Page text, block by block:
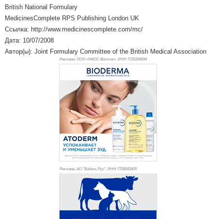
British National Formulary
MedicinesComplete RPS Publishing London UK
Ссылка: http://www.medicinescomplete.com/mc/
Дата: 10/07/2008
Автор(ы): Joint Formulary Committee of the British Medical Association
Реклама. ООО «НАОС Восток», ИНН 7720394094
Реклама. АО "Видаль Рус", ИНН 7728043605